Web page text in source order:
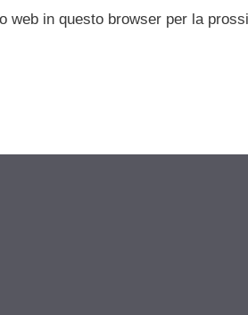
web in questo browser per la